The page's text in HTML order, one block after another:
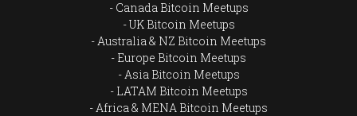
Canada Bitcoin Meetups
UK Bitcoin Meetups
Australia & NZ Bitcoin Meetups
Europe Bitcoin Meetups
Asia Bitcoin Meetups
LATAM Bitcoin Meetups
Africa & MENA Bitcoin Meetups